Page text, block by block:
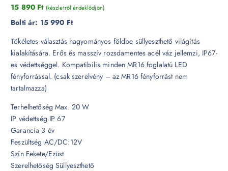
15 890 Ft (készletről érdeklődjön)
Bolti ár: 15 990 Ft
Tökéletes választás hagyományos földbe süllyeszthető világítás
kialakítására. Erős és masszív rozsdamentes acél váz jellemzi, IP67-
es védettséggel. Kompatibilis minden MR16 foglalatú LED
fényforrással. (csak szerelvény – az MR16 fényforrást nem
tartalmazza)
Terhelhetőség Max. 20 W
IP védettség IP 67
Garancia 3 év
Feszültség AC/DC:12V
Szín Fekete/Ezüst
Szerelhetőség Süllyeszthető